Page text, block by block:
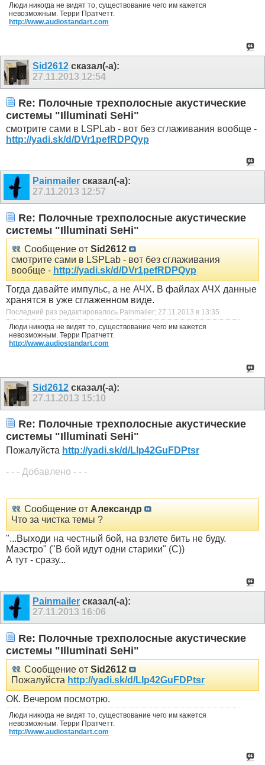
Люди никогда не видят то, существование чего им кажется
невозможным. Терри Пратчетт.
http://www.audiostandart.com
Sid2612 сказал(-а):
27.11.2013 12:54
Re: Полочные трехполосные акустические
системы "Illuminati SeHi"
смотрите сами в LSPLab - вот без сглаживания вообще -
http://yadi.sk/d/DVr1pefRDPQyp
Painmailer сказал(-а):
27.11.2013 12:57
Re: Полочные трехполосные акустические
системы "Illuminati SeHi"
Сообщение от Sid2612
смотрите сами в LSPLab - вот без сглаживания
вообще - http://yadi.sk/d/DVr1pefRDPQyp
Тогда давайте импульс, а не АЧХ. В файлах АЧХ данные
хранятся в уже сглаженном виде.
Последний раз редактировалось Painmailer; 27.11.2013 в 13:35
Люди никогда не видят то, существование чего им кажется
невозможным. Терри Пратчетт.
http://www.audiostandart.com
Sid2612 сказал(-а):
27.11.2013 15:10
Re: Полочные трехполосные акустические
системы "Illuminati SeHi"
Пожалуйста http://yadi.sk/d/LIp42GuFDPtsr
- - - Добавлено - - -
Сообщение от Александр
Что за чистка темы ?
"...Выходи на честный бой, на взлете бить не буду.
Маэстро" ("В бой идут одни старики" (С))
А тут - сразу...
Painmailer сказал(-а):
27.11.2013 16:06
Re: Полочные трехполосные акустические
системы "Illuminati SeHi"
Сообщение от Sid2612
Пожалуйста http://yadi.sk/d/LIp42GuFDPtsr
ОК. Вечером посмотрю.
Люди никогда не видят то, существование чего им кажется
невозможным. Терри Пратчетт.
http://www.audiostandart.com